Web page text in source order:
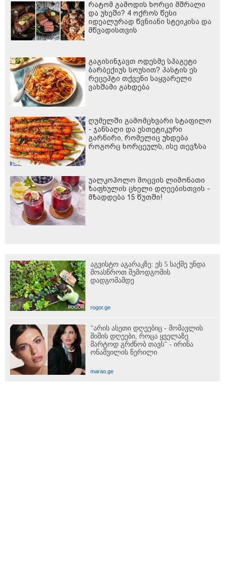
რატომ გამოდის ხორცი მშრალი
და უხეში? 4 ოქროს წესი
იდეალურად წვნიანი სტეიკისა და
მწვადისთვის
გაგისინჯავთ ოდესმე სპაგეტი
ბარბექიუს სოუსით? პასტის ეს
რეცეპტი თქვენი საყვარელი
ვახშამი გახდება
ღუმელში გამომცხვარი სტაფილო
- ჯანსაღი და ესთეტიკური
გარნირი, რომელიც უხდება
როგორც ხორცეულს, ისე თევზსა
უალკოჰოლო მოცვის ლიმონათი
ზაფხულის ცხელი დღეებისთვის -
მზადდება 15 წუთში!
აგვისტო აგარაკზე: ეს 5 საქმე უნდა
მოასწროთ შემოდგომის
დადგომამდე
rogor.ge
"არის ასეთი დღეებიც - მომავლის
შიშის დღეები, როცა ყველაზე
მარტოდ გრძნობ თავს" - ირინა
ონაშვილის წერილი
marao.ge